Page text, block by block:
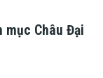
mục Châu Đại